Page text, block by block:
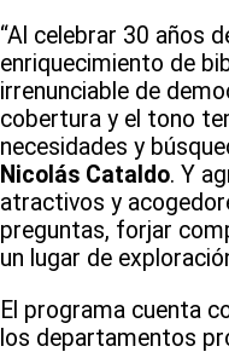
“Al celebrar 30 años
enriquecimiento de
irrenunciable de
cobertura y el tono
necesidades y
Nicolás Cataldo. Y
atractivos y
preguntas, forjar
un lugar de
El programa cuenta
los departamentos